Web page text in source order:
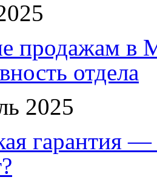
продажам в
отдела
2025
гарантия